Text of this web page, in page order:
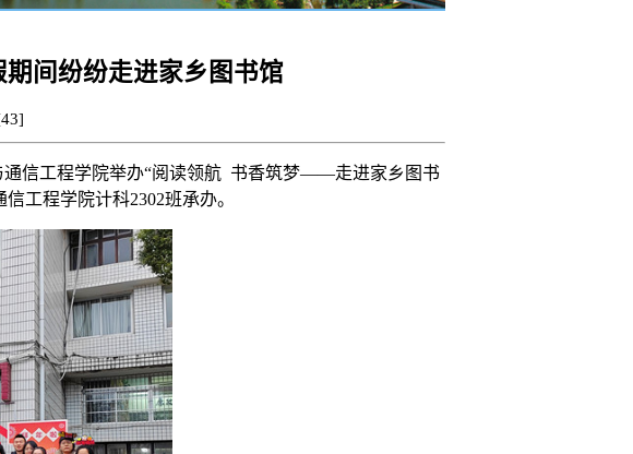
间纷纷走进家乡图书馆
43]
通信工程学院举办“阅读领航 书香筑梦——走进家乡图书
信工程学院计科2302班承办。